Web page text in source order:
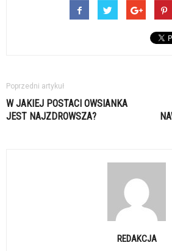
Poprzedni artykuł
W JAKIEJ POSTACI OWSIANKA
JEST NAJZDROWSZA?
REDAKCJA